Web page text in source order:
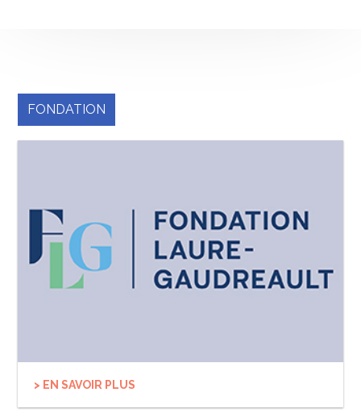
FONDATION
> EN SAVOIR PLUS